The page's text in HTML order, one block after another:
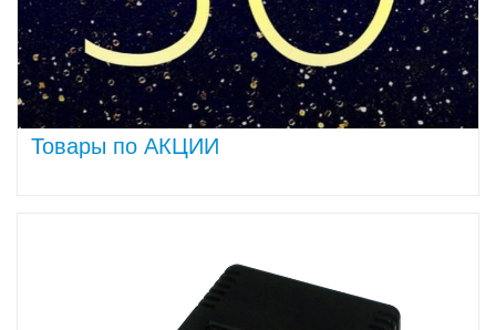
Товары по АКЦИИ